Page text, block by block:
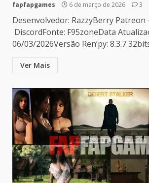
fapfapgames 6 de março de 2026 3
Desenvolvedor: RazzyBerry Patreon
DiscordFonte: F95zoneData
06/03/2026Versão Ren’py: 8.3.7
Ver Mais